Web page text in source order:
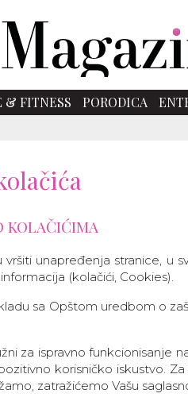
& FITNESS PORODICA
KOLAČIĆIMA
unapređenja stranice, u
(kolačići, Cookies).
sa Opštom uredbom o
za ispravno funkcionisanje
korisničko iskustvo.
zatražićemo Vašu